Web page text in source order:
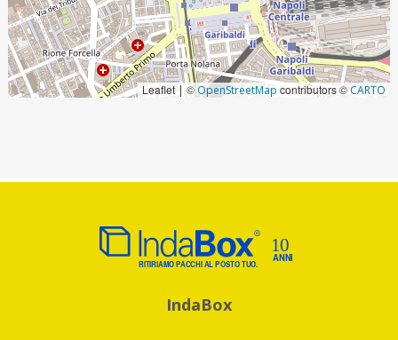
Leaflet | ©OpenStreetMap contributors ©CARTO
IndaBox